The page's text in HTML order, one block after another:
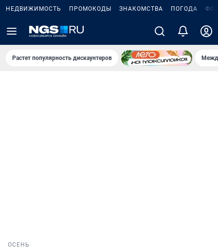
НЕДВИЖИМОСТЬ ПРОМОКОДЫ ЗНАКОМСТВА ПОГОДА
Растет популярность дискаунтеров
ОСЕНЬ